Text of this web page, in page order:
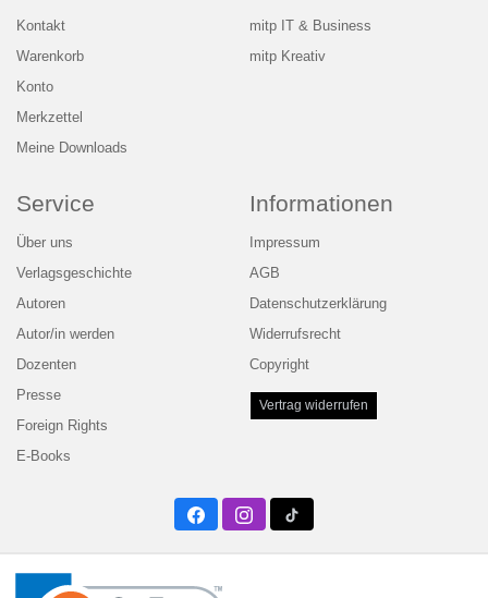
Kontakt
Warenkorb
Konto
Merkzettel
Meine Downloads
mitp IT & Business
mitp Kreativ
Service
Über uns
Verlagsgeschichte
Autoren
Autor/in werden
Dozenten
Presse
Foreign Rights
E-Books
Informationen
Impressum
AGB
Datenschutzerklärung
Widerrufsrecht
Copyright
Vertrag widerrufen
FacebookInstagramTwitter